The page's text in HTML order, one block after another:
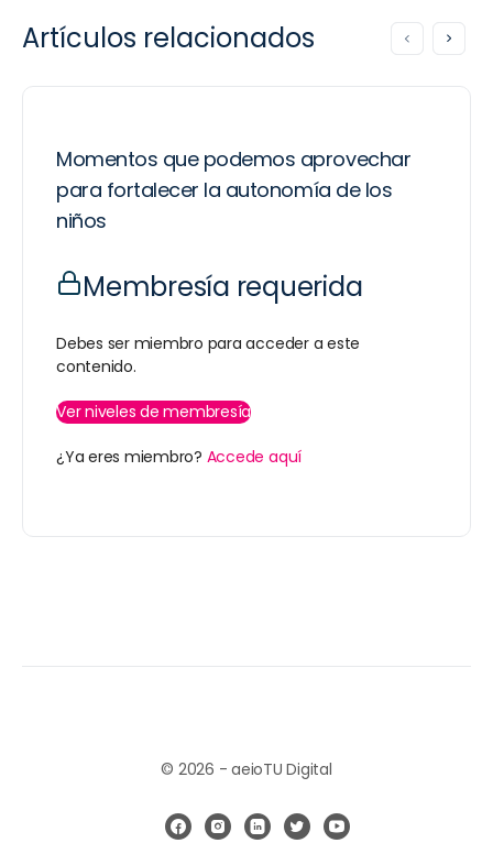
Artículos relacionados
Momentos que podemos aprovechar
para fortalecer la autonomía de los
niños
Membresía requerida
Debes ser miembro para acceder a este
contenido.
Ver niveles de membresía
¿Ya eres miembro? Accede aquí
© 2026 - aeioTU Digital